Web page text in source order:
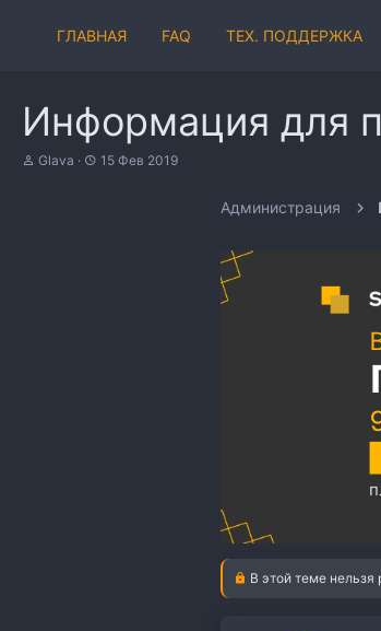
ГЛАВНАЯ FAQ ТЕХ. ПОДДЕРЖКА
Информация для
А
Glava
Д
15 Фев 2019
Администрация
В этой теме